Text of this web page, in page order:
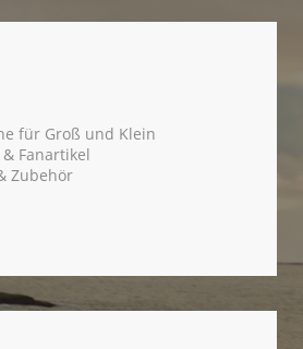
für Groß und Klein
Fanartikel
Zubehör